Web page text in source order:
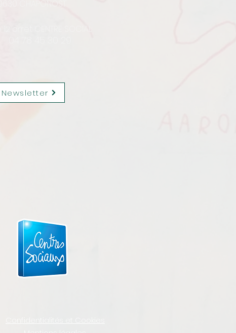
Newsletter